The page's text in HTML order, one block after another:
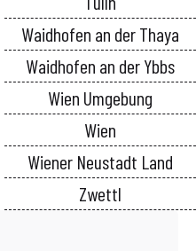
Waidhofen an der Thaya
Waidhofen an der Ybbs
Wien Umgebung
Wien
Wiener Neustadt Land
Zwettl